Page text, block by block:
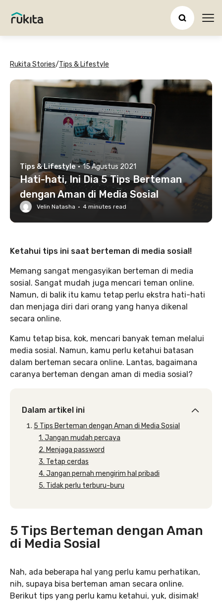
Rukita Stories/Tips & Lifestyle
Tips & Lifestyle · 15 Agustus 2021
Hati-hati, Ini Dia 5 Tips Berteman
dengan Aman di Media Sosial
Velin Natasha · 4 minutes read
Ketahui tips ini saat berteman di media sosial!
Memang sangat mengasyikan berteman di media
sosial. Sangat mudah juga mencari teman online.
Namun, di balik itu kamu tetap perlu ekstra hati-hati
dan menjaga diri dari orang yang hanya dikenal
secara online.
Kamu tetap bisa, kok, mencari banyak teman melalui
media sosial. Namun, kamu perlu ketahui batasan
dalam berteman secara online. Lantas, bagaimana
caranya berteman dengan aman di media sosial?
Dalam artikel ini
5 Tips Berteman dengan Aman di Media Sosial
1. Jangan mudah percaya
2. Menjaga password
3. Tetap cerdas
4. Jangan pernah mengirim hal pribadi
5. Tidak perlu terburu-buru
5 Tips Berteman dengan Aman
di Media Sosial
Nah, ada beberapa hal yang perlu kamu perhatikan,
nih, supaya bisa berteman aman secara online.
Berikut tips yang perlu kamu ketahui, yuk, disimak!